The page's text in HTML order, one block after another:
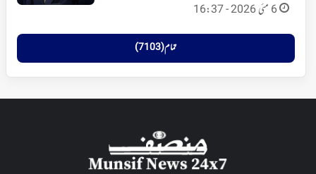
6 مئی 2026 - 16:37
تمام (7103)